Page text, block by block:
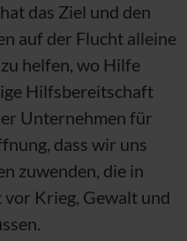
das Ziel und den
auf der Flucht alleine
helfen, wo Hilfe
Hilfsbereitschaft
Unternehmen für
dass wir uns
zuwenden, die in
Krieg, Gewalt und